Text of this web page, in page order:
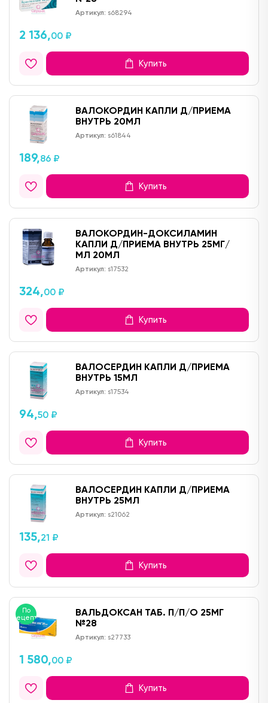
Артикул: s68294
2 136,00 ₽
Купить
ВАЛОКОРДИН КАПЛИ Д/ПРИЕМА
ВНУТРЬ 20МЛ
Артикул: s61844
189,86 ₽
Купить
ВАЛОКОРДИН-ДОКСИЛАМИН
КАПЛИ Д/ПРИЕМА ВНУТРЬ 25МГ/
МЛ 20МЛ
Артикул: s17532
324,00 ₽
Купить
ВАЛОСЕРДИН КАПЛИ Д/ПРИЕМА
ВНУТРЬ 15МЛ
Артикул: s17534
94,50 ₽
Купить
ВАЛОСЕРДИН КАПЛИ Д/ПРИЕМА
ВНУТРЬ 25МЛ
Артикул: s21062
135,21 ₽
Купить
По
рецепту
ВАЛЬДОКСАН ТАБ. П/П/О 25МГ
№28
Артикул: s27733
1 580,00 ₽
Купить